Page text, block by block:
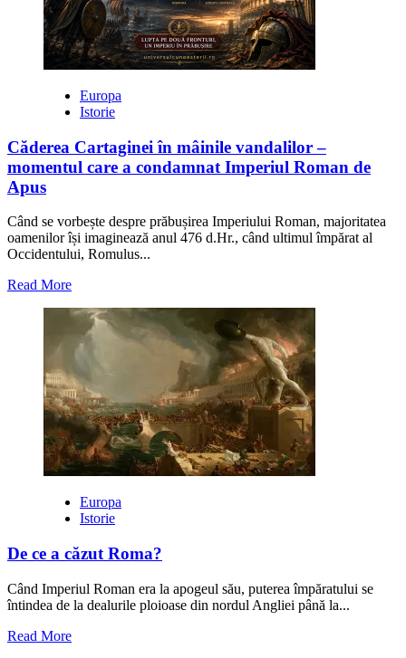
Europa
Istorie
Căderea Cartaginei în mâinile vandalilor –
momentul care a condamnat Imperiul Roman de
Apus
Când se vorbește despre prăbușirea Imperiului Roman, majoritatea
oamenilor își imaginează anul 476 d.Hr., când ultimul împărat al
Occidentului, Romulus...
Read MoreRead
about
Căderea
Cartaginei
în
mâinile
vandalilor
–
momentul
care
a
condamnat
Imperiul
Roman
de
Apus
Europa
Istorie
De ce a căzut Roma?
Când Imperiul Roman era la apogeul său, puterea împăratului se
întindea de la dealurile ploioase din nordul Angliei până la...
Read MoreRead